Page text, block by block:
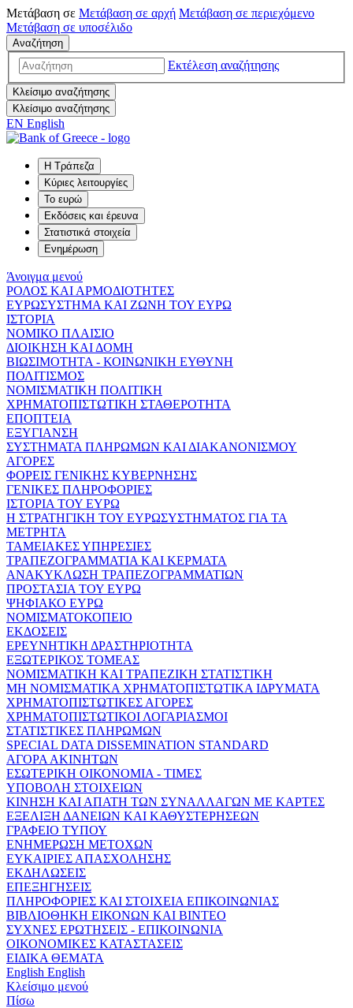
Μετάβαση σε Μετάβαση σε αρχή Μετάβαση σε περιεχόμενο
Μετάβαση σε υποσέλιδο
Αναζήτηση
Εκτέλεση αναζήτησης
Κλείσιμο αναζήτησης
Κλείσιμο αναζήτησης
EN English
Η Τράπεζα
Κύριες λειτουργίες
Το ευρώ
Εκδόσεις και έρευνα
Στατιστικά στοιχεία
Ενημέρωση
Άνοιγμα μενού
ΡΟΛΟΣ ΚΑΙ ΑΡΜΟΔΙΟΤΗΤΕΣ
ΕΥΡΩΣΥΣΤΗΜΑ ΚΑΙ ΖΩΝΗ ΤΟΥ ΕΥΡΩ
ΙΣΤΟΡΙΑ
ΝΟΜΙΚΟ ΠΛΑΙΣΙΟ
ΔΙΟΙΚΗΣΗ ΚΑΙ ΔΟΜΗ
ΒΙΩΣΙΜΟΤΗΤΑ - ΚΟΙΝΩΝΙΚΗ ΕΥΘΥΝΗ
ΠΟΛΙΤΙΣΜΟΣ
ΝΟΜΙΣΜΑΤΙΚΗ ΠΟΛΙΤΙΚΗ
ΧΡΗΜΑΤΟΠΙΣΤΩΤΙΚΗ ΣΤΑΘΕΡΟΤΗΤΑ
ΕΠΟΠΤΕΙΑ
ΕΞΥΓΙΑΝΣΗ
ΣΥΣΤΗΜΑΤΑ ΠΛΗΡΩΜΩΝ ΚΑΙ ΔΙΑΚΑΝΟΝΙΣΜΟΥ
ΑΓΟΡΕΣ
ΦΟΡΕΙΣ ΓΕΝΙΚΗΣ ΚΥΒΕΡΝΗΣΗΣ
ΓΕΝΙΚΕΣ ΠΛΗΡΟΦΟΡΙΕΣ
ΙΣΤΟΡΙΑ ΤΟΥ ΕΥΡΩ
Η ΣΤΡΑΤΗΓΙΚΗ ΤΟΥ ΕΥΡΩΣΥΣΤΗΜΑΤΟΣ ΓΙΑ ΤΑ
ΜΕΤΡΗΤΑ
ΤΑΜΕΙΑΚΕΣ ΥΠΗΡΕΣΙΕΣ
ΤΡΑΠΕΖΟΓΡΑΜΜΑΤΙΑ ΚΑΙ ΚΕΡΜΑΤΑ
ΑΝΑΚΥΚΛΩΣΗ ΤΡΑΠΕΖΟΓΡΑΜΜΑΤΙΩΝ
ΠΡΟΣΤΑΣΙΑ ΤΟΥ ΕΥΡΩ
ΨΗΦΙΑΚΟ ΕΥΡΩ
ΝΟΜΙΣΜΑΤΟΚΟΠΕΙΟ
ΕΚΔΟΣΕΙΣ
ΕΡΕΥΝΗΤΙΚΗ ΔΡΑΣΤΗΡΙΟΤΗΤΑ
ΕΞΩΤΕΡΙΚΟΣ ΤΟΜΕΑΣ
ΝΟΜΙΣΜΑΤΙΚΗ ΚΑΙ ΤΡΑΠΕΖΙΚΗ ΣΤΑΤΙΣΤΙΚΗ
ΜΗ ΝΟΜΙΣΜΑΤΙΚΑ ΧΡΗΜΑΤΟΠΙΣΤΩΤΙΚΑ ΙΔΡΥΜΑΤΑ
ΧΡΗΜΑΤΟΠΙΣΤΩΤΙΚΕΣ ΑΓΟΡΕΣ
ΧΡΗΜΑΤΟΠΙΣΤΩΤΙΚΟΙ ΛΟΓΑΡΙΑΣΜΟΙ
ΣΤΑΤΙΣΤΙΚΕΣ ΠΛΗΡΩΜΩΝ
SPECIAL DATA DISSEMINATION STANDARD
ΑΓΟΡΑ ΑΚΙΝΗΤΩΝ
ΕΣΩΤΕΡΙΚΗ ΟΙΚΟΝΟΜΙΑ - ΤΙΜΕΣ
ΥΠΟΒΟΛΗ ΣΤΟΙΧΕΙΩΝ
ΚΙΝΗΣΗ ΚΑΙ ΑΠΑΤΗ ΤΩΝ ΣΥΝΑΛΛΑΓΩΝ ΜΕ ΚΑΡΤΕΣ
ΕΞΕΛΙΞΗ ΔΑΝΕΙΩΝ ΚΑΙ ΚΑΘΥΣΤΕΡΗΣΕΩΝ
ΓΡΑΦΕΙΟ ΤΥΠΟΥ
ΕΝΗΜΕΡΩΣΗ ΜΕΤΟΧΩΝ
ΕΥΚΑΙΡΙΕΣ ΑΠΑΣΧΟΛΗΣΗΣ
ΕΚΔΗΛΩΣΕΙΣ
ΕΠΕΞΗΓΗΣΕΙΣ
ΠΛΗΡΟΦΟΡΙΕΣ ΚΑΙ ΣΤΟΙΧΕΙΑ ΕΠΙΚΟΙΝΩΝΙΑΣ
ΒΙΒΛΙΟΘΗΚΗ ΕΙΚΟΝΩΝ ΚΑΙ ΒΙΝΤΕΟ
ΣΥΧΝΕΣ ΕΡΩΤΗΣΕΙΣ - ΕΠΙΚΟΙΝΩΝΙΑ
ΟΙΚΟΝΟΜΙΚΕΣ ΚΑΤΑΣΤΑΣΕΙΣ
ΕΙΔΙΚΑ ΘΕΜΑΤΑ
English English
Κλείσιμο μενού
Πίσω